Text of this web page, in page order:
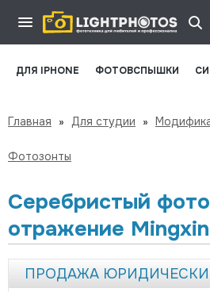
ДЛЯ IPHONE ФОТОВСПЫШКИ
Главная » Для студии »
Фотозонты
Серебристый
отражение
ПРОДАЖА